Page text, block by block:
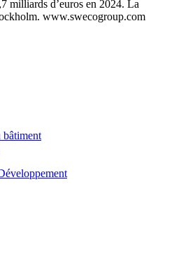
milliards d’euros en 2024. La
www.swecogroup.com
bâtiment